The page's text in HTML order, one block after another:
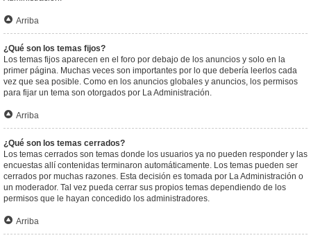
Arriba
¿Qué son los temas fijos?
Los temas fijos aparecen en el foro por debajo de los anuncios y solo en la
primer página. Muchas veces son importantes por lo que debería leerlos cada
vez que sea posible. Como en los anuncios globales y anuncios, los permisos
para fijar un tema son otorgados por La Administración.
Arriba
¿Qué son los temas cerrados?
Los temas cerrados son temas donde los usuarios ya no pueden responder y las
encuestas allí contenidas terminaron automáticamente. Los temas pueden ser
cerrados por muchas razones. Esta decisión es tomada por La Administración o
un moderador. Tal vez pueda cerrar sus propios temas dependiendo de los
permisos que le hayan concedido los administradores.
Arriba